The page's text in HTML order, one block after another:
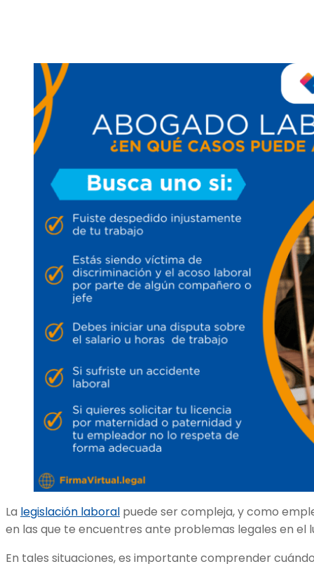
La legislación laboral puede ser compleja, y como
en las que te encuentres ante problemas legales en el
En tales situaciones, es importante comprender